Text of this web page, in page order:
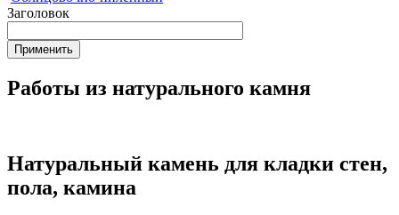
Заголовок
Работы из натурального камня
Натуральный камень для кладки стен,
пола, камина